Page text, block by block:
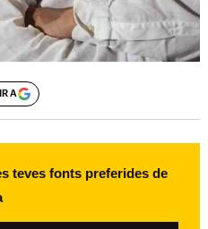
A
teves fonts preferides de